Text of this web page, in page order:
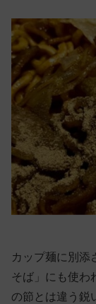
カップ麺に別添
そば」にも使わ
の節とは違う鋭